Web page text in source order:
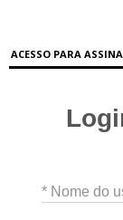
ACESSO PARA
* Nome do